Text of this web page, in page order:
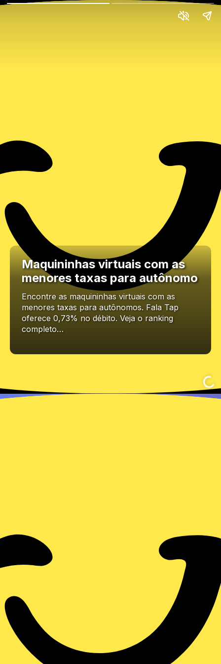
Maquininhas virtuais com as
menores taxas para autônomo
Encontre as maquininhas virtuais com as
menores taxas para autônomos. Fala Tap
oferece 0,73% no débito. Veja o ranking
completo…